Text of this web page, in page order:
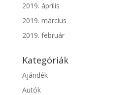
2019. április
2019. március
2019. február
Kategóriák
Ajándék
Autók